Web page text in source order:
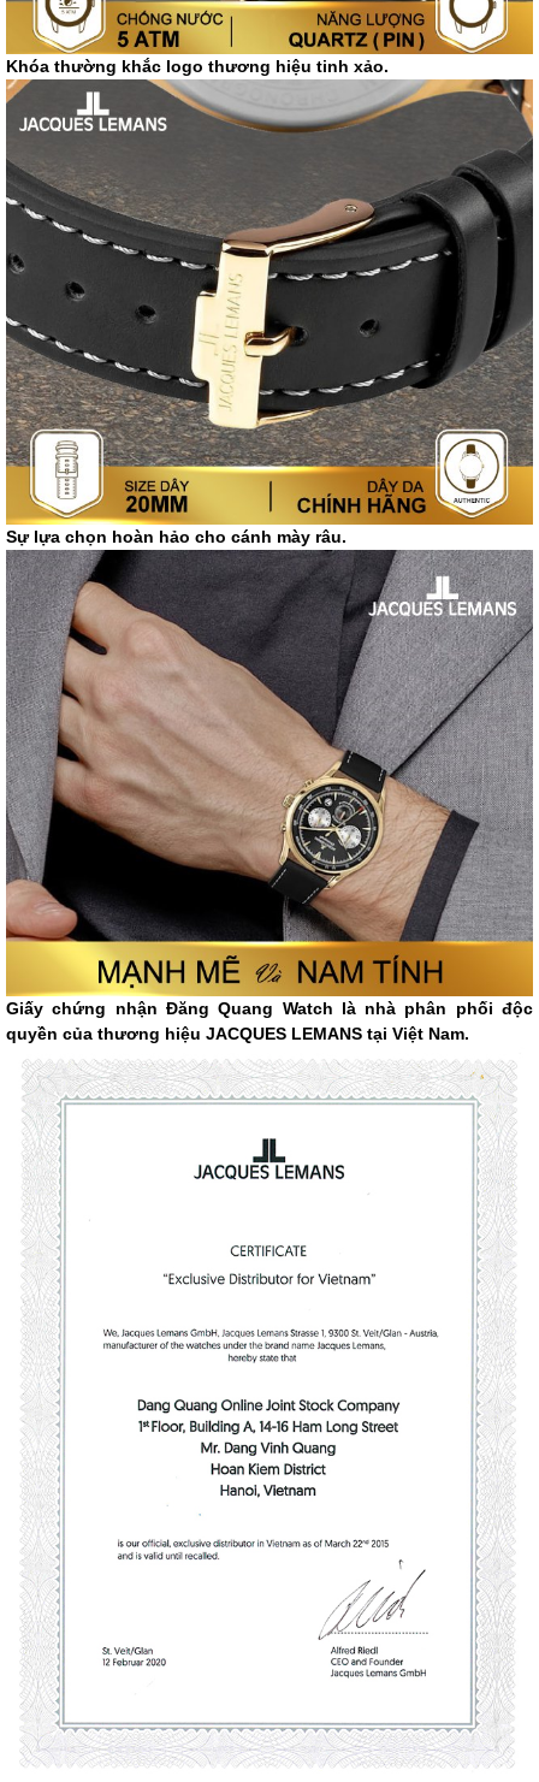
Khóa thường khắc logo thương hiệu tinh xảo.
Sự lựa chọn hoàn hảo cho cánh mày râu.
Giấy chứng nhận Đăng Quang Watch là nhà phân phối độc
quyền của thương hiệu JACQUES LEMANS tại Việt Nam.